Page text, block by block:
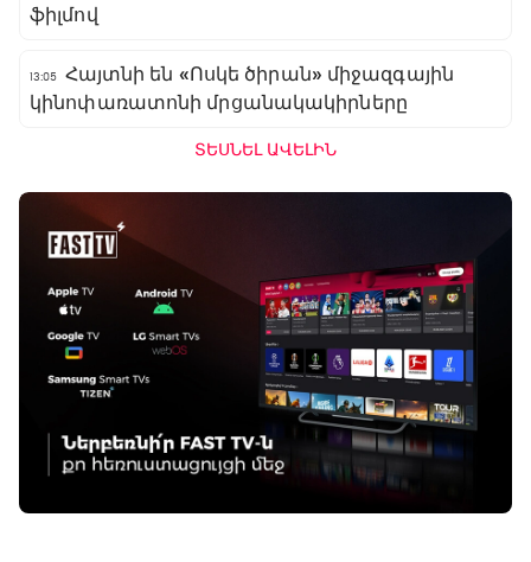
ֆիլմով
13:05 Հայտնի են «Ոսկե ծիրան» միջազգային
կինոփառատոնի մրցանակակիրները
ՏԵՍՆԵԼ ԱՎԵԼԻՆ